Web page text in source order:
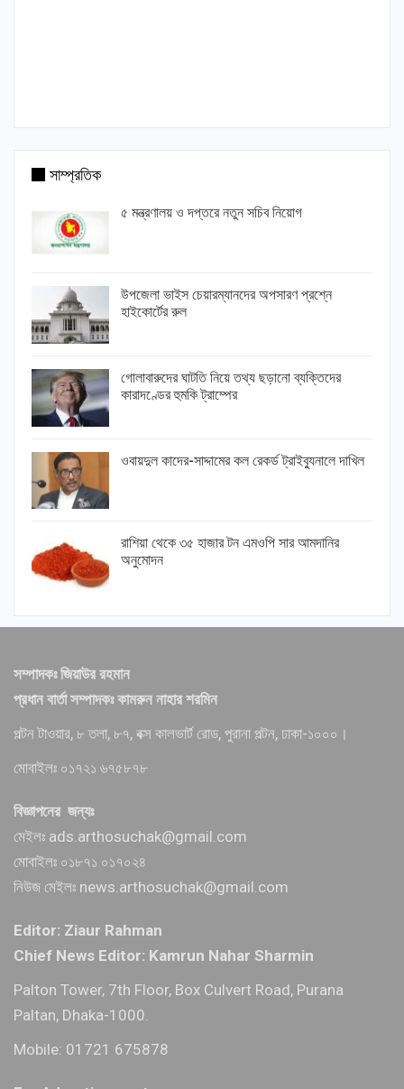
সাম্প্রতিক
৫ মন্ত্রণালয় ও দপ্তরে নতুন সচিব নিয়োগ
উপজেলা ভাইস চেয়ারম্যানদের অপসারণ প্রশ্নে
হাইকোর্টের রুল
গোলাবারুদের ঘাটতি নিয়ে তথ্য ছড়ানো ব্যক্তিদের
কারাদণ্ডের হুমকি ট্রাম্পের
ওবায়দুল কাদের-সাদ্দামের কল রেকর্ড ট্রাইব্যুনালে দাখিল
রাশিয়া থেকে ৩৫ হাজার টন এমওপি সার আমদানির
অনুমোদন
সম্পাদকঃ জিয়াউর রহমান
প্রধান বার্তা সম্পাদকঃ কামরুন নাহার শরমিন
পল্টন টাওয়ার, ৮ তলা, ৮৭, বক্স কালভার্ট রোড, পুরানা পল্টন, ঢাকা-১০০০।
মোবাইলঃ ০১৭২১ ৬৭৫৮৭৮
বিজ্ঞাপনের জন্যঃ
মেইলঃ ads.arthosuchak@gmail.com
মোবাইলঃ ০১৮৭১ ০১৭০২৪
নিউজ মেইলঃ news.arthosuchak@gmail.com
Editor: Ziaur Rahman
Chief News Editor: Kamrun Nahar Sharmin
Palton Tower, 7th Floor, Box Culvert Road, Purana
Paltan, Dhaka-1000.
Mobile: 01721 675878